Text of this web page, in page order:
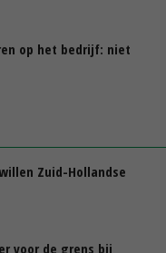
op het bedrijf: niet
Zuid-Hollandse
voor de grens bij